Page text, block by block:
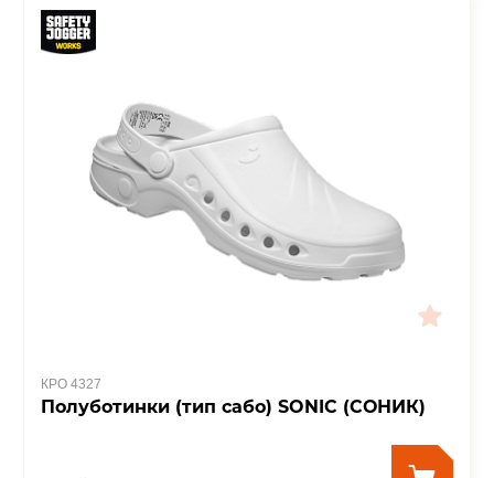
КРО 4327
Полуботинки (тип сабо) SONIC (СОНИК)